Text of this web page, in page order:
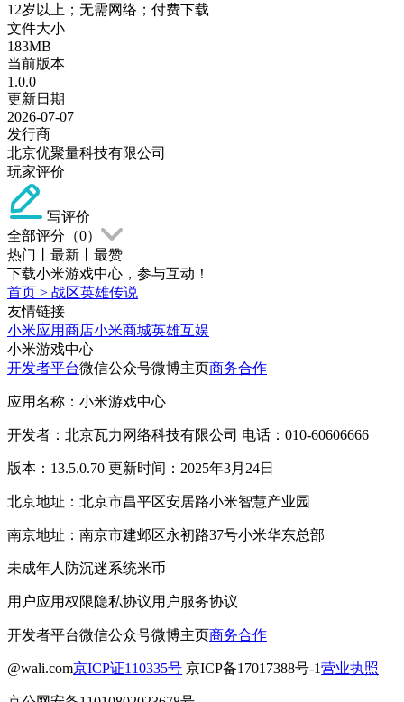
12岁以上；无需网络；付费下载
文件大小
183MB
当前版本
1.0.0
更新日期
2026-07-07
发行商
北京优聚量科技有限公司
玩家评价
写评价
全部评分（0）
热门
最新
最赞
下载小米游戏中心，参与互动！
首页 > 战区英雄传说
友情链接
小米应用商店小米商城英雄互娱
小米游戏中心
开发者平台微信公众号微博主页商务合作
应用名称：小米游戏中心
开发者：北京瓦力网络科技有限公司 电话：010-60606666
版本：13.5.0.70 更新时间：2025年3月24日
北京地址：北京市昌平区安居路小米智慧产业园
南京地址：南京市建邺区永初路37号小米华东总部
未成年人防沉迷系统米币
用户应用权限隐私协议用户服务协议
开发者平台微信公众号微博主页商务合作
@wali.com京ICP证110335号 京ICP备17017388号-1营业执照